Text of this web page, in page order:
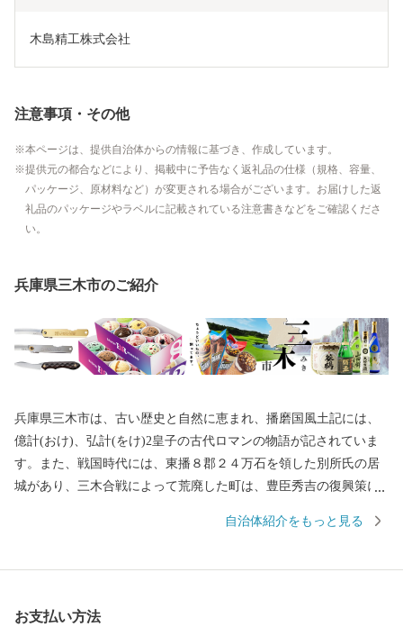
木島精工株式会社
注意事項・その他
本ページは、提供自治体からの情報に基づき、作成しています。
提供元の都合などにより、掲載中に予告なく返礼品の仕様（規格、容量、
パッケージ、原材料など）が変更される場合がございます。お届けした返
礼品のパッケージやラベルに記載されている注意書きなどをご確認くださ
い。
兵庫県三木市のご紹介
兵庫県三木市は、古い歴史と自然に恵まれ、播磨国風土記には、
億計(おけ)、弘計(をけ)2皇子の古代ロマンの物語が記されていま
す。また、戦国時代には、東播８郡２４万石を領した別所氏の居
城があり、三木合戦によって荒廃した町は、豊臣秀吉の復興策に
され、数多くのゴルフ場が立地する(ゴルフ場数25か所は、西日本
自治体紹介をもっと見る
お支払い方法